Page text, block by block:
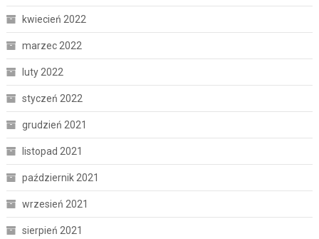
kwiecień 2022
marzec 2022
luty 2022
styczeń 2022
grudzień 2021
listopad 2021
październik 2021
wrzesień 2021
sierpień 2021